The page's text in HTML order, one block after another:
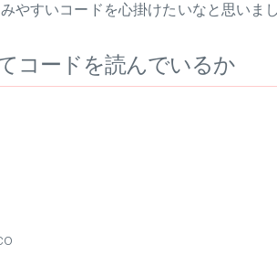
やすいコードを心掛けたいなと思いま
コードを読んでいるか